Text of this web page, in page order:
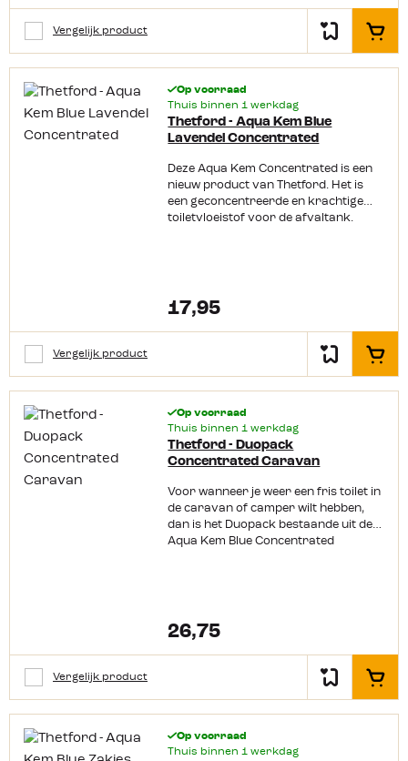
Vergelijk product In het
Op voorraad
Thuis binnen 1 werkdag
Thetford - Aqua Kem Blue
Lavendel Concentrated
Deze Aqua Kem Concentrated is een
nieuw product van Thetford. Het is
een geconcentreerde en krachtige
toiletvloeistof voor de afvaltank.
voor 5 dagen. Deze Aqua Kem heeft
ook nog eens een lekkere lavendel
geur.
17,95
Vergelijk product In het
Op voorraad
Thuis binnen 1 werkdag
Thetford - Duopack
Concentrated Caravan
Voor wanneer je weer een fris toilet in
de caravan of camper wilt hebben,
dan is het Duopack bestaande uit de
Aqua Kem Blue Concentrated
het toilet fris. Beide vloeistoffen zijn
geconcentreerd, waardoor je maar
een kleine dosering nodig heeft. Aqua
Kem Blue Concentrated Met de Aqua
Kem Blue Concentrated Eucalyptus is
gasvorming en breekt afval af (de
inhoud wordt geheel vloeibaar).
26,75
Vergelijk product In het
Op voorraad
Thuis binnen 1 werkdag